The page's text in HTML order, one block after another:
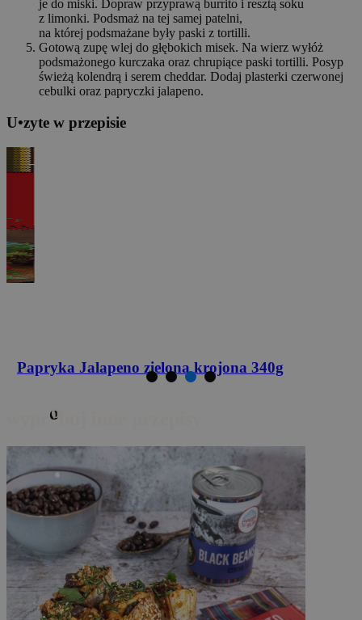
je do miski. Dopraw przyprawą burrito i resztą soku
z limonki. Podsmaż na tej samej patelni,
na której podsmażane były paski z tortilli.
Gotową zupę wlej do głębokich misek. Na wierz wyłóż
podsmażonego kurczaka oraz chrupiące paski tortilli. Posyp
świeżą kolendrą i serem cheddar. Dodaj plasterki czerwonej
cebulki oraz papryczki jalapeno.
U•zyte w przepisie
Papryka Jalapeno zielona krojona 340g
o